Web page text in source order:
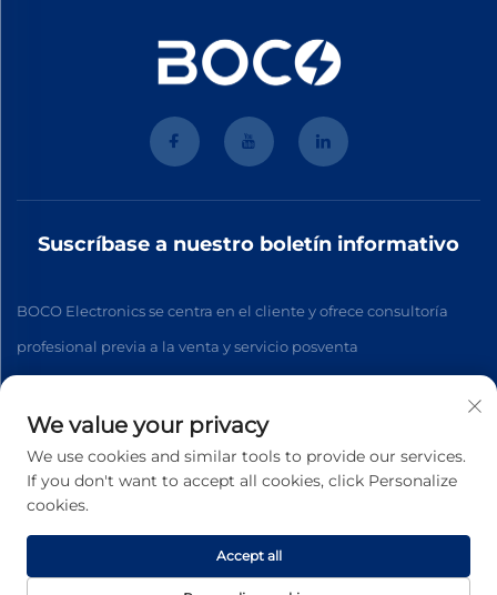
Suscríbase a nuestro boletín informativo
BOCO Electronics se centra en el cliente y ofrece consultoría
profesional previa a la venta y servicio posventa
Derechos de autor © 2026 Hangzhou BOCO Electronics Co., Ltd.
We value your privacy
We use cookies and similar tools to provide our services.
If you don't want to accept all cookies, click Personalize
cookies.
Accept all